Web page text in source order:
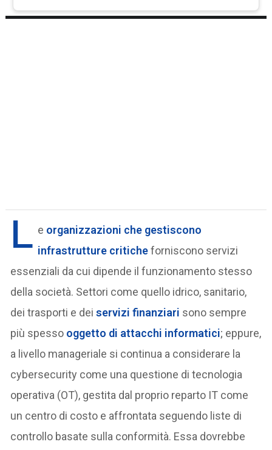
L e organizzazioni che gestiscono
infrastrutture criticheforniscono servizi
essenziali da cui dipende il funzionamento stesso
della società. Settori come quello idrico, sanitario,
dei trasporti e deiservizi finanziari sono sempre
più spesso oggetto di attacchi informatici; eppure,
a livello manageriale si continua a considerare la
cybersecurity come una questione di tecnologia
operativa (OT), gestita dal proprio reparto IT come
un centro di costo e affrontata seguendo liste di
controllo basate sulla conformità. Essa dovrebbe